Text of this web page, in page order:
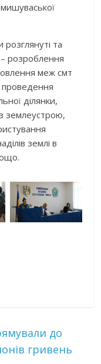
та
– розроблення
меж смт
ділянки,
землеустрою,
землі в
до
гривень